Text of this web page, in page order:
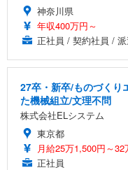
神奈川県
年収400万円～
正社員 / 契約社員 / 派
27卒・新卒/ものづくり
た機械組立/文理不問
株式会社ELシステム
東京都
月給25万1,500円～32
正社員